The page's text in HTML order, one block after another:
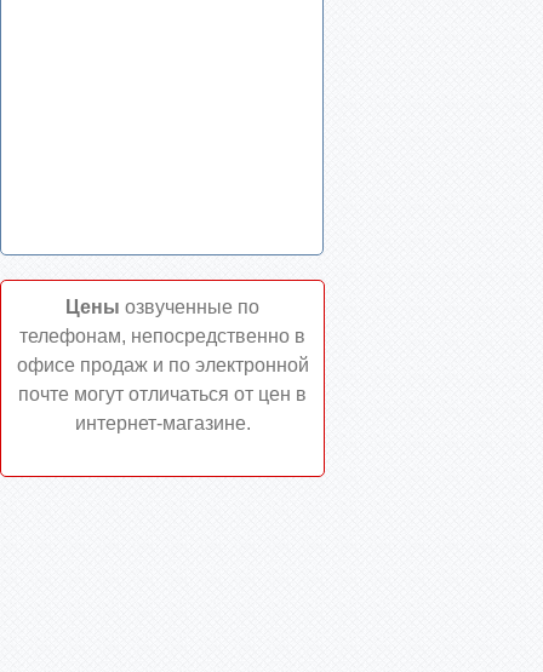
Цены озвученные по
телефонам, непосредственно в
офисе продаж и по электронной
почте могут отличаться от цен в
интернет-магазине.